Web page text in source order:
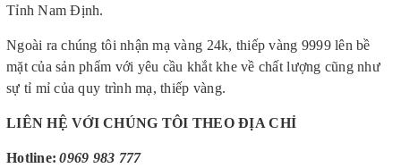
Tỉnh Nam Định.
Ngoài ra chúng tôi nhận mạ vàng 24k, thiếp vàng 9999 lên bề
mặt của sản phẩm với yêu cầu khắt khe về chất lượng cũng như
sự tỉ mỉ của quy trình mạ, thiếp vàng.
LIÊN HỆ VỚI CHÚNG TÔI THEO ĐỊA CHỈ
Hotline: 0969 983 777